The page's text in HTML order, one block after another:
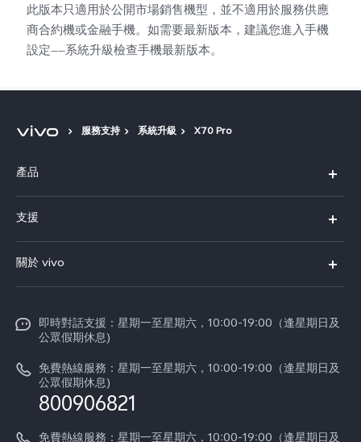
此版本只適用於公開市場銷售機型，並不適用於服務供應
商合約機或金融手機。如需要最新版本，建議您進入手機
設定——系統升級檢查手機最新版本。
服務支持 系統升級 X70 Pro
產品
X300
Y21d
V60
支援
服務中心
Funtouch OS
系統升級
零配件價格查詢
IMEI 碼驗證
關於 vivo
新聞資訊
vivo工作
法律聲明
關於我們
即時對話支援：星期一至星期六，10:00-19:00（逢星期日及
公眾假期休息)
免費熱線服務：星期一至星期六，10:00-19:00（逢星期日及
公眾假期休息)
800906821